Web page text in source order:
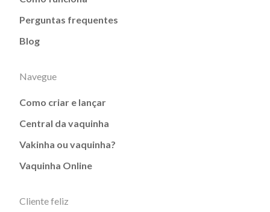
Perguntas frequentes
Blog
Navegue
Como criar e lançar
Central da vaquinha
Vakinha ou vaquinha?
Vaquinha Online
Cliente feliz